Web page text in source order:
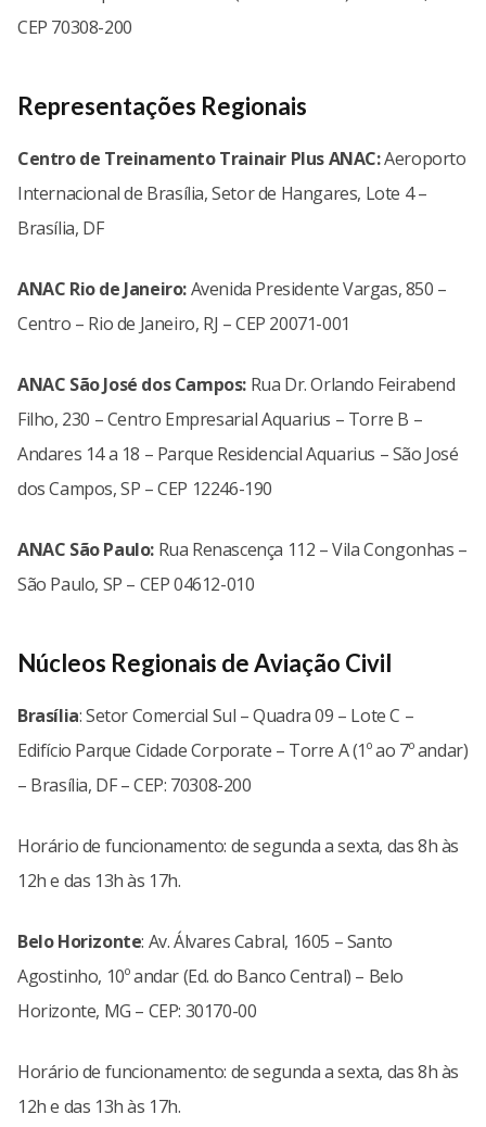
CEP 70308-200
Representações Regionais
Centro de Treinamento Trainair Plus ANAC:Aeroporto
Internacional de Brasília, Setor de Hangares, Lote 4 –
Brasília, DF
ANAC Rio de Janeiro:Avenida Presidente Vargas, 850 –
Centro – Rio de Janeiro, RJ – CEP 20071-001
ANAC São José dos Campos: Rua Dr. Orlando Feirabend
Filho, 230 – Centro Empresarial Aquarius – Torre B –
Andares 14 a 18 – Parque Residencial Aquarius – São José
dos Campos, SP – CEP 12246-190
ANAC São Paulo: Rua Renascença 112 – Vila Congonhas –
São Paulo, SP – CEP 04612-010
Núcleos Regionais de Aviação Civil
Brasília: Setor Comercial Sul – Quadra 09 – Lote C –
Edifício Parque Cidade Corporate – Torre A (1º ao 7º andar)
– Brasília, DF – CEP: 70308-200
Horário de funcionamento: de segunda a sexta, das 8h às
12h e das 13h às 17h.
Belo Horizonte: Av. Álvares Cabral, 1605 – Santo
Agostinho, 10º andar (Ed. do Banco Central) – Belo
Horizonte, MG – CEP: 30170-00
Horário de funcionamento: de segunda a sexta, das 8h às
12h e das 13h às 17h.